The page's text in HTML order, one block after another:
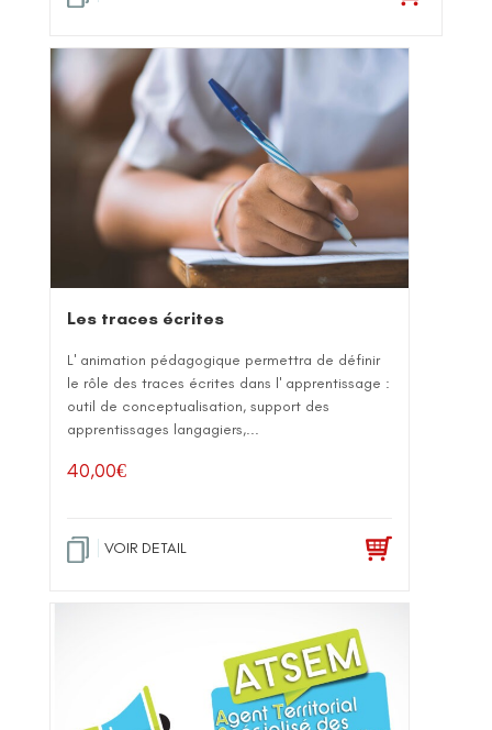
Les traces écrites
L' animation pédagogique permettra de définir
le rôle des traces écrites dans l' apprentissage :
outil de conceptualisation, support des
apprentissages langagiers,...
40,00€
VOIR DETAIL